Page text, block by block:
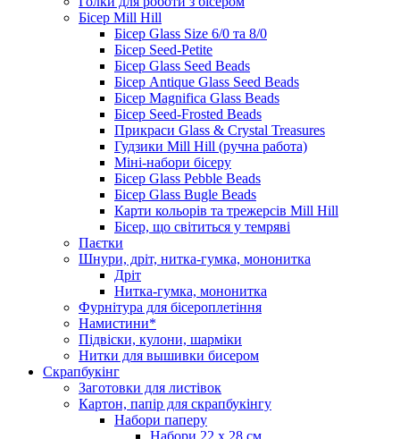
Бісер Mill Hill
Бісер Glass Size 6/0 та 8/0
Бісер Seed-Petite
Бісер Glass Seed Beads
Бісер Antique Glass Seed Beads
Бісер Magnifica Glass Beads
Бісер Seed-Frosted Beads
Прикраси Glass & Crystal Treasures
Гудзики Mill Hill (ручна работа)
Міні-набори бісеру
Бісер Glass Pebble Beads
Бісер Glass Bugle Beads
Карти кольорів та трежерсів Mill Hill
Бісер, що світиться у темряві
Паєтки
Шнури, дріт, нитка-гумка, мононитка
Дріт
Нитка-гумка, мононитка
Фурнітура для бісероплетіння
Намистини*
Підвіски, кулони, шарміки
Нитки для вышивки бисером
Скрапбукінг
Заготовки для листівок
Картон, папір для скрапбукінгу
Набори паперу
Набори 22 х 28 см